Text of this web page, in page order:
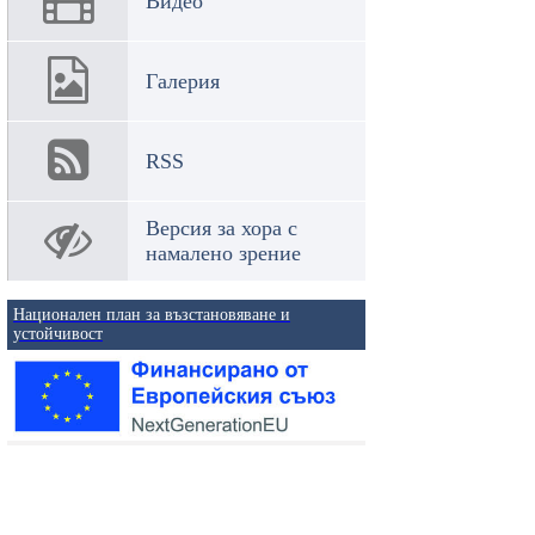
Галерия
RSS
Версия за хора с
намалено зрение
Национален план за възстановяване и
устойчивост